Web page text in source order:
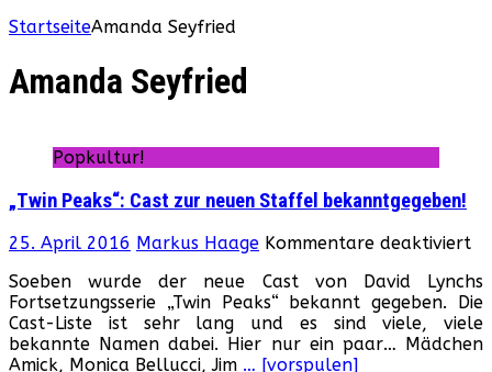
StartseiteAmanda Seyfried
Amanda Seyfried
Popkultur!
„Twin Peaks“: Cast zur neuen Staffel bekanntgegeben!
25. April 2016 Markus Haage Kommentare deaktiviert
Soeben wurde der neue Cast von David Lynchs
Fortsetzungsserie „Twin Peaks“ bekannt gegeben. Die
Cast-Liste ist sehr lang und es sind viele, viele
bekannte Namen dabei. Hier nur ein paar… Mädchen
Amick, Monica Bellucci, Jim … [vorspulen]